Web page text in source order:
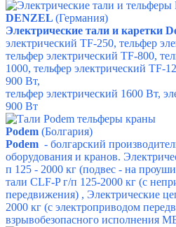
DENZEL (Германия)
Электрические тали и каретки
электрический TF-250, тельфер
тельфер электрический TF-800, т
1000, тельфер электрический TF-
900 Вт,
тельфер электрический 1600 Вт, э
900 Вт
Podem (Болгария)
Podem - болгарский
оборудования и кранов.
п 125 - 2000 кг (подвес - на
тали CLF-Pг/п 125-2000 кг (с
передвижения) , Электрические
2000 кг (с электроприводом
взрывобезопасного исполнения